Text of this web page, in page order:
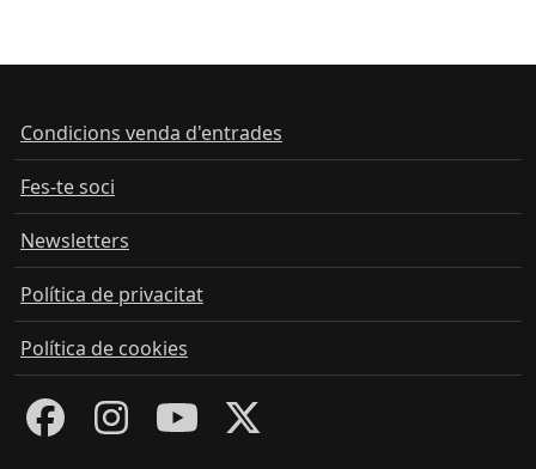
Condicions venda d'entrades
Fes-te soci
Newsletters
Política de privacitat
Política de cookies